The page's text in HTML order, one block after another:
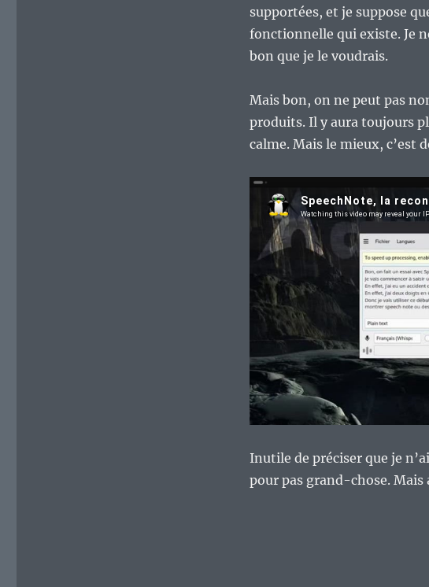
supportées, et je suppose
fonctionnelle qui existe. Je
bon que je le voudrais.
Mais bon, on ne peut pas
produits. Il y aura toujours
calme. Mais le mieux, c’est
Inutile de préciser que je
pour pas grand-chose. Mais